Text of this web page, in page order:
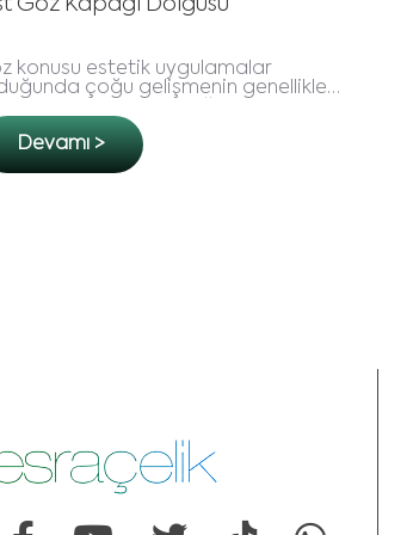
Meme Büyütme Ameliyatı Nedir ?
Biçimli, dolgun ve vücut hatlarıyla
uyumlu bir meme formu kuşkusuz ki pek
tanıma uygun bir meme formuna sahip
kadınl..Devamı >